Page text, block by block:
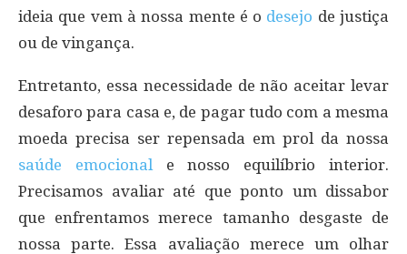
ideia que vem à nossa mente é o desejo de justiça
ou de vingança.
Entretanto, essa necessidade de não aceitar levar
desaforo para casa e, de pagar tudo com a mesma
moeda precisa ser repensada em prol da nossa
saúde emocional e nosso equilíbrio interior.
Precisamos avaliar até que ponto um dissabor
que enfrentamos merece tamanho desgaste de
nossa parte. Essa avaliação merece um olhar